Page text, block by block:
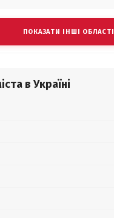
ПОКАЗАТИ ІНШІ ОБЛАСТІ
в Україні